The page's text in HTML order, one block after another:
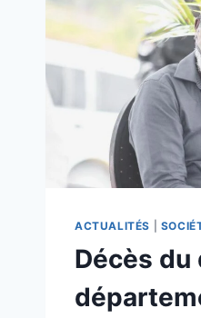
ACTUALITÉS
Décès du